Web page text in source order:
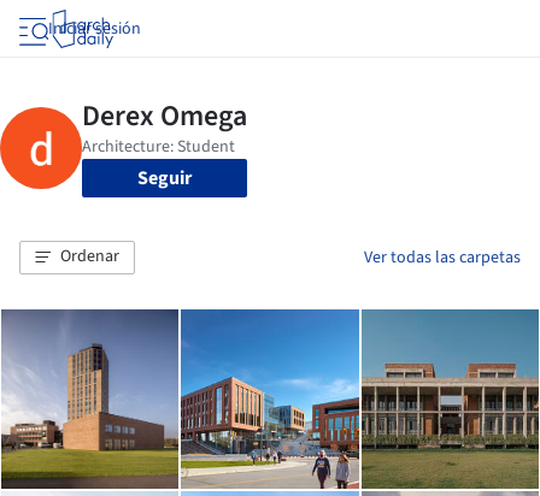
Iniciar sesión
Seguir
Ordenar Ver todas las carpetas